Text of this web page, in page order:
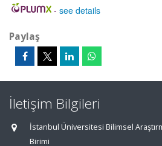
- see details
Paylaş
İletişim Bilgileri
İstanbul Üniversitesi Bilimsel
Birimi